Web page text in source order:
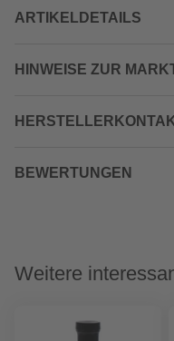
ARTIKELDETAILS
HINWEISE ZUR
BEWERTUNGEN
Weitere